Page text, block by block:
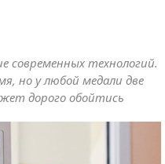
современных технологий.
но у любой медали две
дорого обойтись